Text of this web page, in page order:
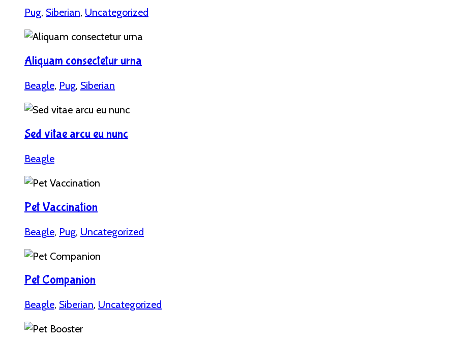
Pug, Siberian, Uncategorized
Aliquam consectetur urna
Beagle, Pug, Siberian
Sed vitae arcu eu nunc
Beagle
Pet Vaccination
Beagle, Pug, Uncategorized
Pet Companion
Beagle, Siberian, Uncategorized